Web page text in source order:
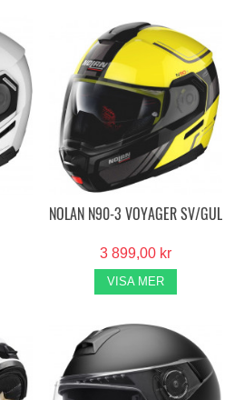
NOLAN N90-3 VOYAGER SV/GUL
3 899,00 kr
VISA MER